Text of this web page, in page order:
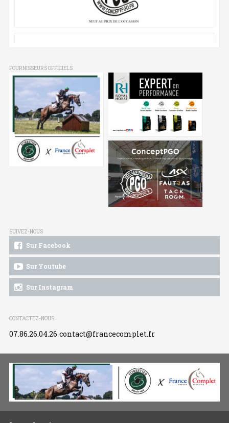
FOURNISSEURS OFFICIELS
SUIVEZ-NOUS
Sur Facebook
Sur Youtube
Sur Instagram
CONTACTEZ-NOUS
07.86.26.04.26 contact@francecomplet.fr